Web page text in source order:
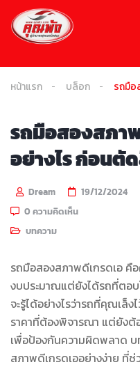
หน้าแรก บล็อก รถมือ
รถมือสองสภา
อย่างไร ก่อนตั
Dream
19/12/2024
0 ความคิดเห็น
บทความ
รถมือสองสภาพดีเกรดเอ คื
งบประมาณแต่ยังได้รถที่ตอ
จะรู้ได้อย่างไรว่ารถที่คุณเล็ง
ราคาที่ต้องพิจารณา แต่ยังต้
เพื่อป้องกันความผิดพลาด บ
สภาพดีเกรดเออย่างง่าย ที่